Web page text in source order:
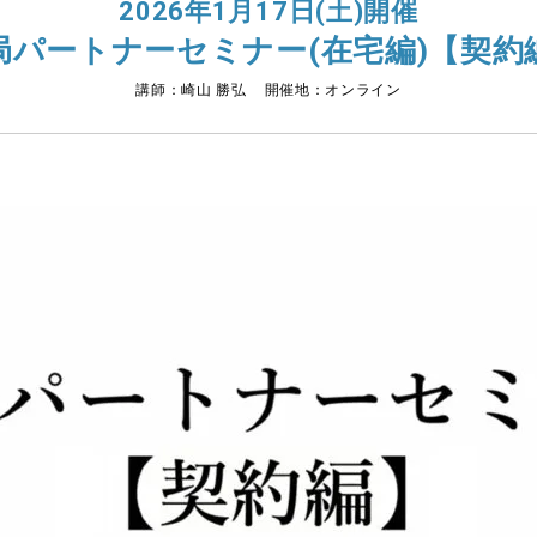
2026年1月17日(土)開催
パートナーセミナー(在宅編)【契約
講師：崎山 勝弘 開催地：オンライン